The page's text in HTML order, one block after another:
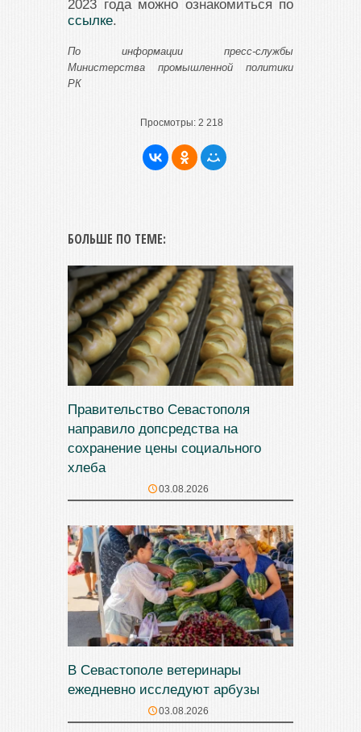
2023 года можно ознакомиться по
ссылке.
По информации пресс-службы
Министерства промышленной политики
РК
Просмотры: 2 218
БОЛЬШЕ ПО ТЕМЕ:
Правительство Севастополя
направило допсредства на
сохранение цены социального
хлеба
03.08.2026
В Севастополе ветеринары
ежедневно исследуют арбузы
03.08.2026